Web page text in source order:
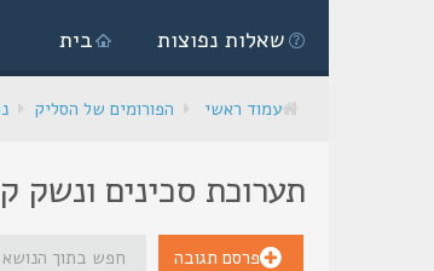
בית שאלות נפוצות
עמוד ראשי הפורומים של הסליק
תערוכת סכינים ונשק
פרסם תגובה